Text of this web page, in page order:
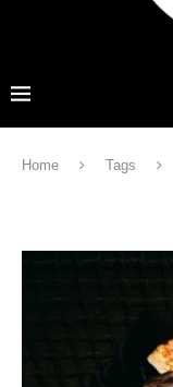
Home Tags